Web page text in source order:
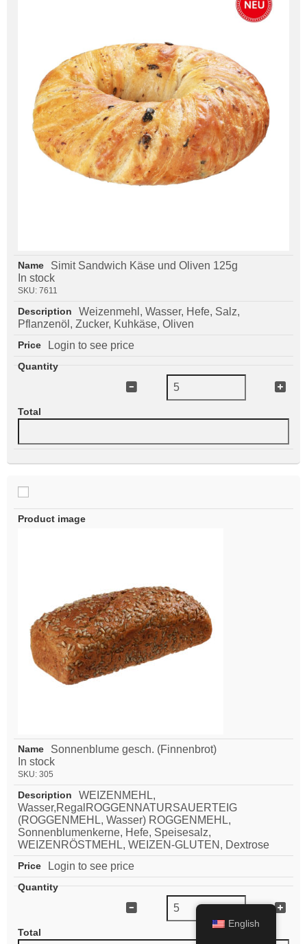
Simit Sandwich Käse und Oliven 125g
In stock
SKU: 7611
Weizenmehl, Wasser, Hefe, Salz,
Pflanzenöl, Zucker, Kuhkäse, Oliven
Login to see price
Sonnenblume gesch. (Finnenbrot)
In stock
SKU: 305
WEIZENMEHL,
Wasser,RegalROGGENNATURSAUERTEIG
(ROGGENMEHL, Wasser) ROGGENMEHL,
Sonnenblumenkerne, Hefe, Speisesalz,
WEIZENRÖSTMEHL, WEIZEN-GLUTEN, Dextrose
Login to see price
English